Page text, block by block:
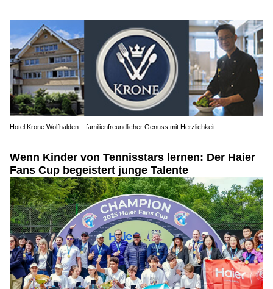
Hotel Krone Wolfhalden – familienfreundlicher Genuss mit Herzlichkeit
Wenn Kinder von Tennisstars lernen: Der Haier
Fans Cup begeistert junge Talente